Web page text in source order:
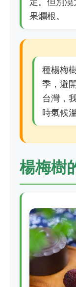
果爛根。
種楊梅
季，避
台灣，
時氣候
楊梅樹